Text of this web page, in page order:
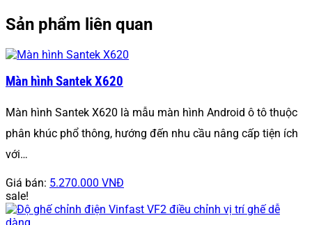
Sản phẩm liên quan
Màn hình Santek X620
Màn hình Santek X620 là mẫu màn hình Android ô tô thuộc
phân khúc phổ thông, hướng đến nhu cầu nâng cấp tiện ích
với…
Giá bán: 5.270.000 VNĐ
sale!